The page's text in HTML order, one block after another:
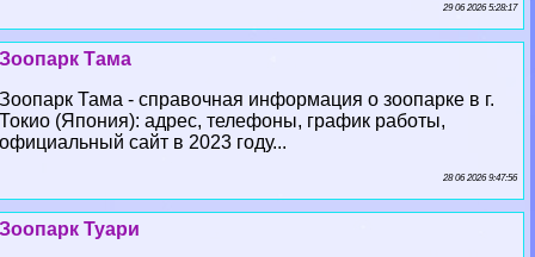
29 06 2026 5:28:17
Зоопарк Тама
Зоопарк Тама - справочная информация о зоопарке в г.
Токио (Япония): адрес, телефоны, график работы,
официальный сайт в 2023 году...
28 06 2026 9:47:56
Зоопарк Туари